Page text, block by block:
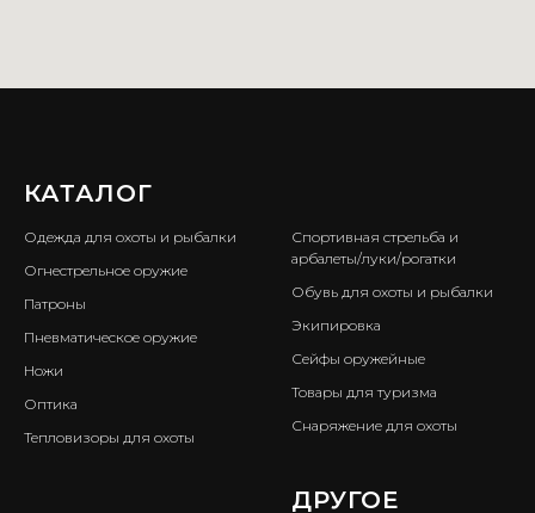
КАТАЛОГ
Одежда для охоты и рыбалки
Огнестрельное оружие
Патроны
Пневматическое оружие
Ножи
Оптика
Тепловизоры для охоты
Спортивная стрельба и
арбалеты/луки/рогатки
Обувь для охоты и рыбалки
Экипировка
Сейфы оружейные
Товары для туризма
Снаряжение для охоты
ДРУГОЕ